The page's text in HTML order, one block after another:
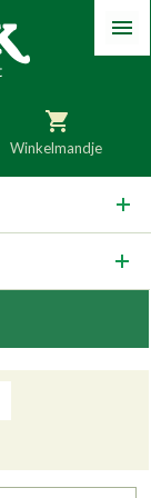
Winkelmandje
Menu